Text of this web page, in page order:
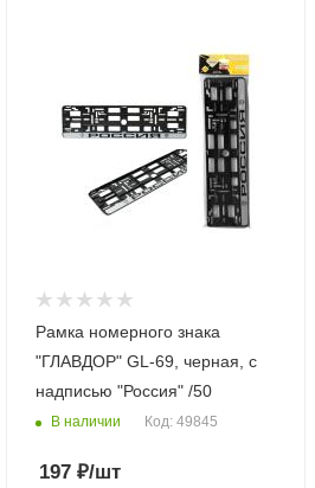
Рамка номерного знака
"ГЛАВДОР" GL-69, черная, с
надписью "Россия" /50
В наличии Код: 49845
197 ₽/шт